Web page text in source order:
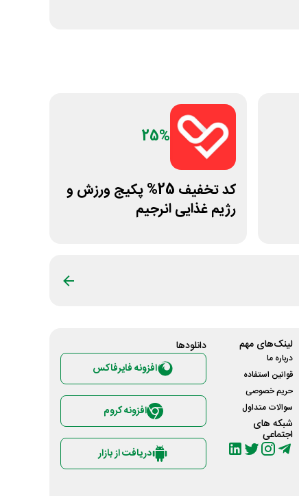
25%
کد تخفیف 25% پکیج ورزش و
رژیم غذایی انرجیم
لینک‌های مهم
درباره ما
قوانین استفاده
حریم خصوصی
سوالات متداول
شبکه های
اجتماعی
دانلود‌ها
افزونه فایرفاکس
افزونه کروم
دریافت از بازار